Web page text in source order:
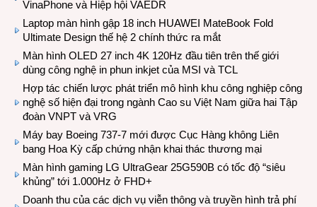
VinaPhone và Hiệp hội VAEDR
Laptop màn hình gập 18 inch HUAWEI MateBook Fold
Ultimate Design thế hệ 2 chính thức ra mắt
Màn hình OLED 27 inch 4K 120Hz đầu tiên trên thế giới
dùng công nghệ in phun inkjet của MSI và TCL
Hợp tác chiến lược phát triển mô hình khu công nghiệp công
nghệ số hiện đại trong ngành Cao su Việt Nam giữa hai Tập
đoàn VNPT và VRG
Máy bay Boeing 737-7 mới được Cục Hàng không Liên
bang Hoa Kỳ cấp chứng nhận khai thác thương mại
Màn hình gaming LG UltraGear 25G590B có tốc độ “siêu
khủng” tới 1.000Hz ở FHD+
Doanh thu của các dịch vụ viễn thông và truyền hình trả phí